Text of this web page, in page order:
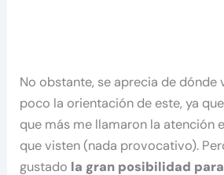
No obstante, se aprecia de dónde
poco la orientación de este, ya
que más me llamaron la atención
que visten (nada provocativo).
gustado la gran posibilidad